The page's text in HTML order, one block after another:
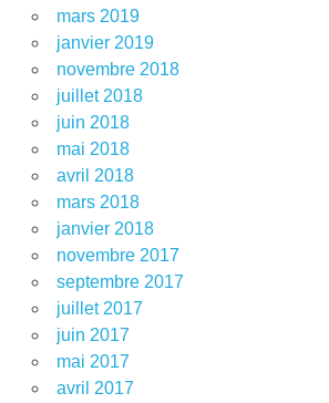
mars 2019
janvier 2019
novembre 2018
juillet 2018
juin 2018
mai 2018
avril 2018
mars 2018
janvier 2018
novembre 2017
septembre 2017
juillet 2017
juin 2017
mai 2017
avril 2017